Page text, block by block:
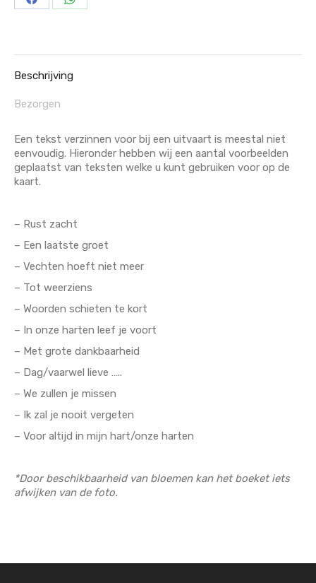
Share Share
Beschrijving
Bezorgen
Een tekst verzinnen voor bij een uitvaart is meestal niet
eenvoudig. Hieronder hebben wij een aantal voorbeelden
geplaatst van teksten welke u kunt gebruiken voor op de
kaart.
– Rust zacht
– Een laatste groet
– Vechten hoeft niet meer
– Tot weerziens
– Woorden schieten te kort
– In onze harten leef je voort
– Met grote dankbaarheid
– Dag/vaarwel lieve …..
– We zullen je missen
– Ik zal je nooit vergeten
– Voor altijd in mijn hart/onze harten
*Door beschikbaarheid van bloemen kan het boeket iets
afwijken van de foto.